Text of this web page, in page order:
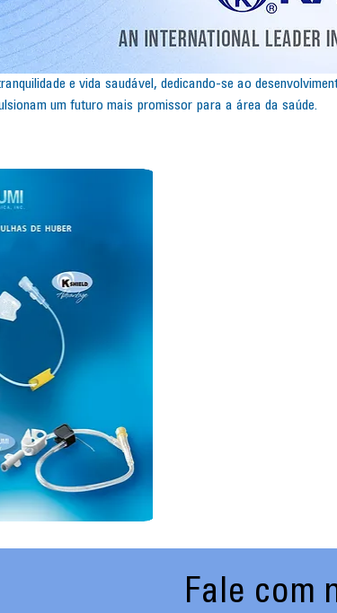
Fale com
e vida saudável, dedicando-se ao
um futuro mais promissor para a área da saúde.